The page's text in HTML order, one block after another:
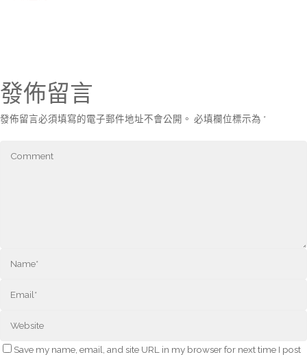
發佈留言
發佈留言必須填寫的電子郵件地址不會公開。 必填欄位標示為 *
Save my name, email, and site URL in my browser for next time I post